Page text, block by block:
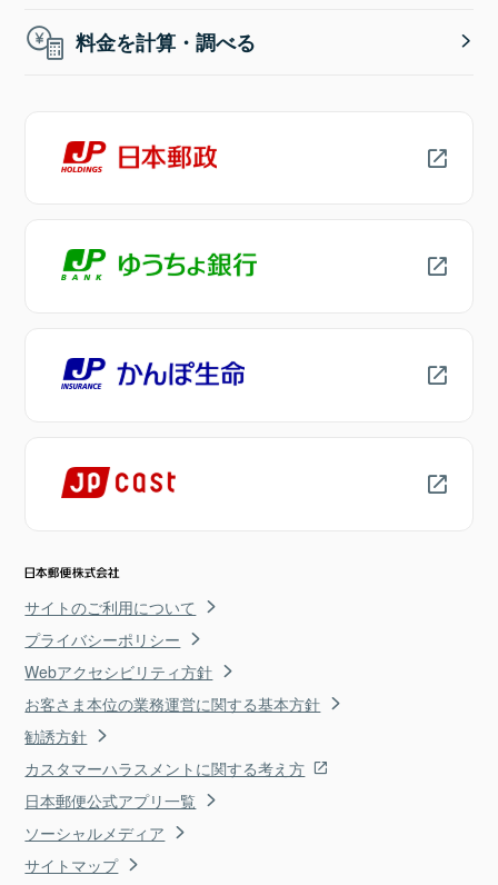
料金を計算・調べる
サイトのご利用について
プライバシーポリシー
Webアクセシビリティ方針
お客さま本位の業務運営に関する基本方針
勧誘方針
カスタマーハラスメントに関する考え方
日本郵便公式アプリ一覧
ソーシャルメディア
サイトマップ